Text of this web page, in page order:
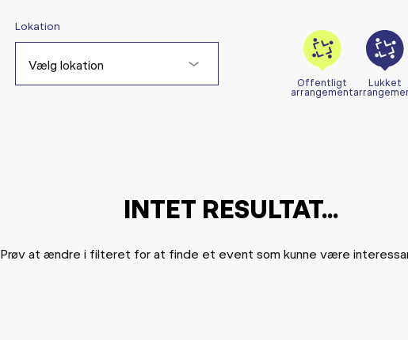
Lokation
Vælg lokation
Offentligt
arrangement
Lukket
INTET RESULTAT...
Prøv at ændre i filteret for at finde et event som kunne være